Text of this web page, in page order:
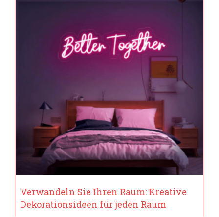
Verwandeln Sie Ihren Raum: Kreative
Dekorationsideen für jeden Raum